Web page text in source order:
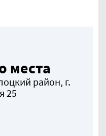
места
район, г.
25